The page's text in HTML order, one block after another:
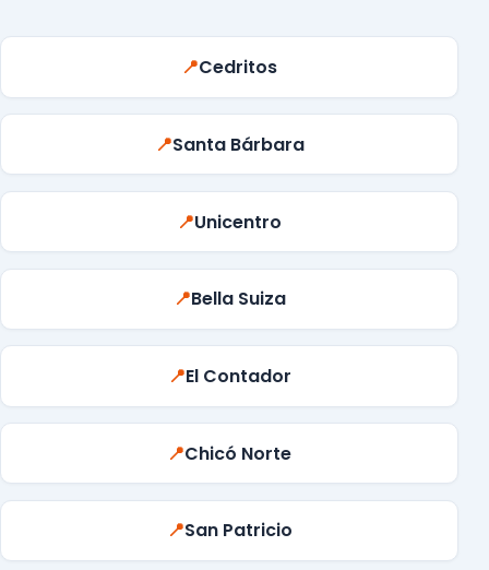
📍Cedritos
📍Santa Bárbara
📍Unicentro
📍Bella Suiza
📍El Contador
📍Chicó Norte
📍San Patricio